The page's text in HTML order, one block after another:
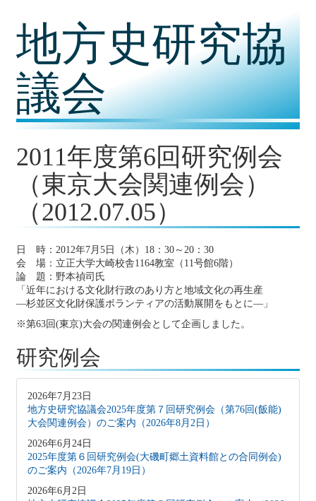
地方史研究協
議会
2011年度第6回研究例会
（東京大会関連例会）
（2012.07.05）
日 時：2012年7月5日（木）18：30～20：30
会 場：立正大学大崎校舎1164教室（11号館6階）
論 題：野本禎司氏
「近年における文化財行政のあり方と地域文化の再生産
―杉並区文化財保護ボランティアの活動展開をもとに―」
※第63回(東京)大会の関連例会として企画しました。
研究例会
2026年7月23日
地方史研究協議会2025年度第７回研究例会（第76回(飯能)
大会関連例会）のご案内（2026年8月2日）
2026年6月24日
2025年度第６回研究例会(大磯町郷土資料館との合同例会)
のご案内（2026年7月19日）
2026年6月2日